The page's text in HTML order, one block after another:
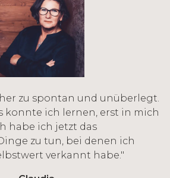
zu spontan und unüberlegt.
konnte ich lernen, erst in mich
habe ich jetzt das
zu tun, bei denen ich
verkannt habe."